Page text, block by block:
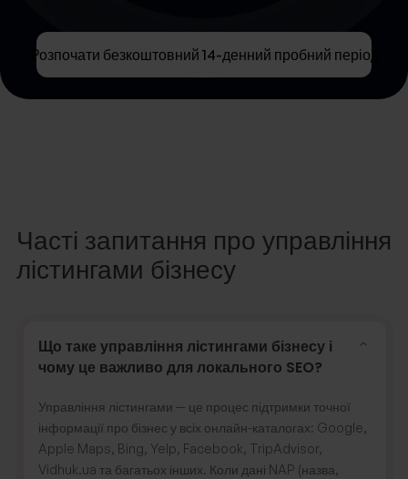
Розпочати безкоштовний 14-денний пробний період
Часті запитання про управління
лістингами бізнесу
Що таке управління лістингами бізнесу і
чому це важливо для локального SEO?
Управління лістингами — це процес підтримки точної
інформації про бізнес у всіх онлайн-каталогах: Google,
Apple Maps, Bing, Yelp, Facebook, TripAdvisor,
Vidhuk.ua та багатьох інших. Коли дані NAP (назва,